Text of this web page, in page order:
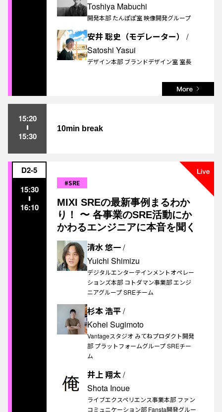
Toshiya Mabuchi
開発本部 たんぽぽ室 映像開発グループ
安井 聡史（モデレーター）
/
Satoshi Yasui
デザイン本部 ブランドデザイン室 室長
15:20
15:30
10min break
D2-5
15:30
16:10
#SRE
MIXI SREの最新事例まるわか
り！ 〜 各事業のSRE活動にか
かわるエンジニアに本音を聞く
清水 悠一/
Yuichi Shimizu
デジタルエンターテインメントオペレー
ションズ本部 コトダマン事業部 エンジ
ニアグループ SREチーム
杉本 浩平/
Kohei Sugimoto
Vantageスタジオ みてねプロダクト開発
部 プラットフォームグループ SREチー
ム
井上 翔太/
Shota Inoue
ライブエクスペリエンス事業本部 ファン
コミュニケーション部 Fansta開発グルー